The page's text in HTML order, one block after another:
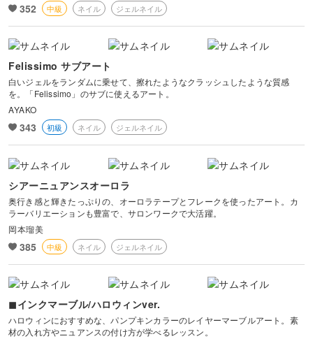
352 中級 ネイル ジェルネイル
Felissimo サブアート
白いジェルをランダムに乗せて、擦れたようなクラッシュしたような質感
を。「Felissimo」のサブに使えるアート。
AYAKO
343 初級 ネイル ジェルネイル
シアーニュアンスオーロラ
奥行き感と輝きたっぷりの、オーロラテープとフレークを使ったアート。カ
ラーバリエーションも豊富で、サロンワークで大活躍。
岡本瑠美
385 中級 ネイル ジェルネイル
◼︎インクマーブル/ハロウィンver.
ハロウィンにおすすめな、パンプキンカラーのレイヤーマーブルアート。素
材の入れ方やニュアンスの付け方が学べるレッスン。